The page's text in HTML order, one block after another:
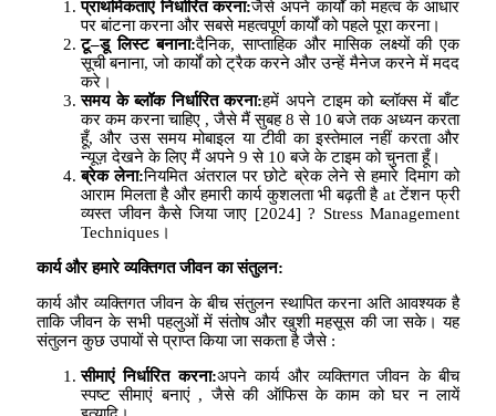
प्राथमिकताएं निर्धारित करना:जैसे अपने कार्यों को महत्व के आधार
पर बांटना करना और सबसे महत्वपूर्ण कार्यों को पहले पूरा करना।
टू–डू लिस्ट बनाना:दैनिक, साप्ताहिक और मासिक लक्ष्यों की एक
सूची बनाना, जो कार्यों को ट्रैक करने और उन्हें मैनेज करने में मदद
करे।
समय के ब्लॉक निर्धारित करना:हमें अपने टाइम को ब्लॉक्स में बाँट
कर कम करना चाहिए , जैसे मैं सुबह 8 से 10 बजे तक अध्यन करता
हूँ, और उस समय मोबाइल या टीवी का इस्तेमाल नहीं करता और
न्यूज़ देखने के लिए मैं अपने 9 से 10 बजे के टाइम को चुनता हूँ।
ब्रेक लेना:नियमित अंतराल पर छोटे ब्रेक लेने से हमारे दिमाग को
आराम मिलता है और हमारी कार्य कुशलता भी बढ़ती है at टेंशन फ्री
व्यस्त जीवन कैसे जिया जाए [2024] ? Stress Management
Techniques।
कार्य और हमारे व्यक्तिगत जीवन का संतुलन:
कार्य और व्यक्तिगत जीवन के बीच संतुलन स्थापित करना अति आवश्यक है
ताकि जीवन के सभी पहलुओं में संतोष और खुशी महसूस की जा सके। यह
संतुलन कुछ उपायों से प्राप्त किया जा सकता है जैसे :
सीमाएं निर्धारित करना:अपने कार्य और व्यक्तिगत जीवन के बीच
स्पष्ट सीमाएं बनाएं , जैसे की ऑफिस के काम को घर न लायें